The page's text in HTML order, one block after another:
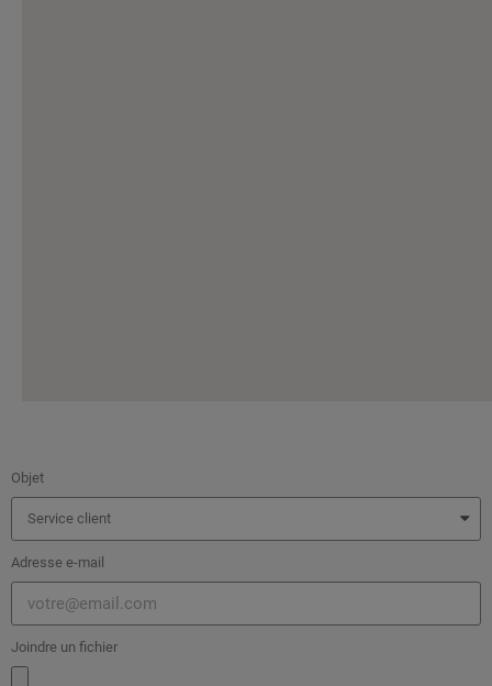
Objet
Adresse e-mail
Joindre un fichier